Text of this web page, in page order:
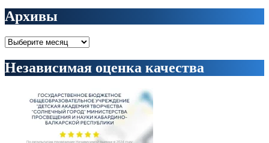
Архивы
Архивы
Независимая оценка качества